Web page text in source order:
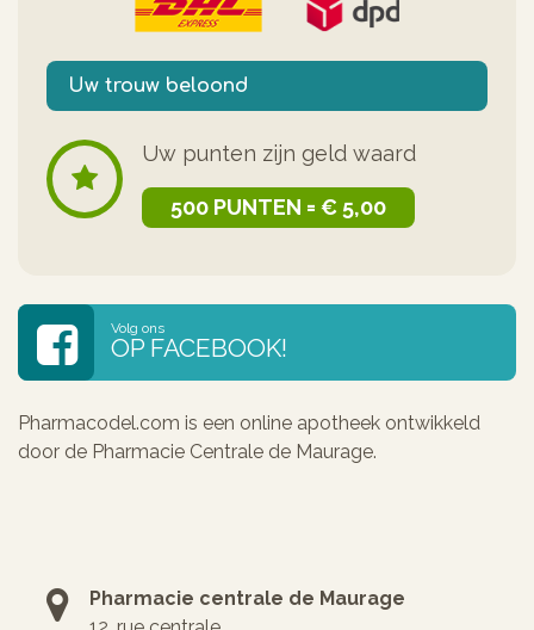
Uw trouw beloond
Uw punten zijn geld waard
500 PUNTEN = € 5,00
Volg ons
OP FACEBOOK!
Pharmacodel.com is een online apotheek ontwikkeld
door de Pharmacie Centrale de Maurage.
Pharmacie centrale de Maurage